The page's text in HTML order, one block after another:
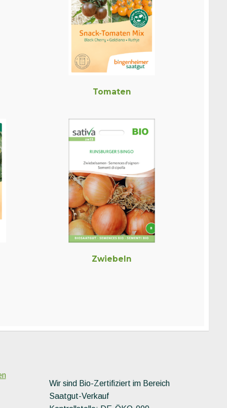
Tomaten
Zwiebeln
Wir sind Bio-Zertifiziert im Bereich
Saatgut-Verkauf